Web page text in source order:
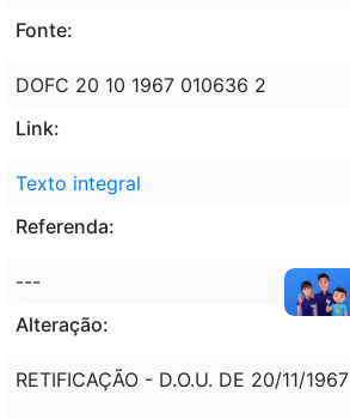
Fonte:
DOFC 20 10 1967 010636 2
Link:
Texto integral
Referenda:
---
Alteração:
RETIFICAÇÃO - D.O.U. DE 20/11/1967